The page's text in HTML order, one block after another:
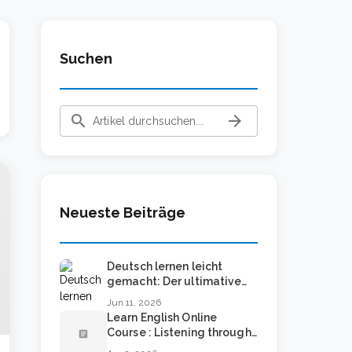
Suchen
search arrow_forward
Neueste Beiträge
Deutsch lernen leicht
gemacht: Der ultimative
Erfolg
Jun 11, 2026
article
Learn English Online
Course : Listening through